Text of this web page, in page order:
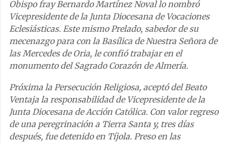
Obispo fray Bernardo Martínez Noval lo nombró
Vicepresidente de la Junta Diocesana de Vocaciones
Eclesiásticas. Este mismo Prelado, sabedor de su
mecenazgo para con la Basílica de Nuestra Señora de
las Mercedes de Oria, le confió trabajar en el
monumento del Sagrado Corazón de Almería.
Próxima la Persecución Religiosa, aceptó del Beato
Ventaja la responsabilidad de Vicepresidente de la
Junta Diocesana de Acción Católica. Con valor regreso
de una peregrinación a Tierra Santa y, tres días
después, fue detenido en Tíjola. Preso en las